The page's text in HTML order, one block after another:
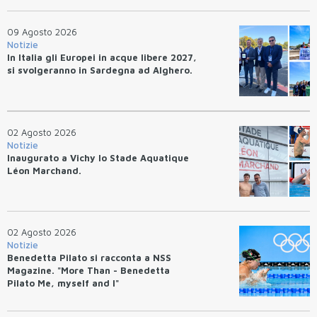
09 Agosto 2026
Notizie
In Italia gli Europei in acque libere 2027,
si svolgeranno in Sardegna ad Alghero.
02 Agosto 2026
Notizie
Inaugurato a Vichy lo Stade Aquatique
Léon Marchand.
02 Agosto 2026
Notizie
Benedetta Pilato si racconta a NSS
Magazine. "More Than - Benedetta
Pilato Me, myself and I"